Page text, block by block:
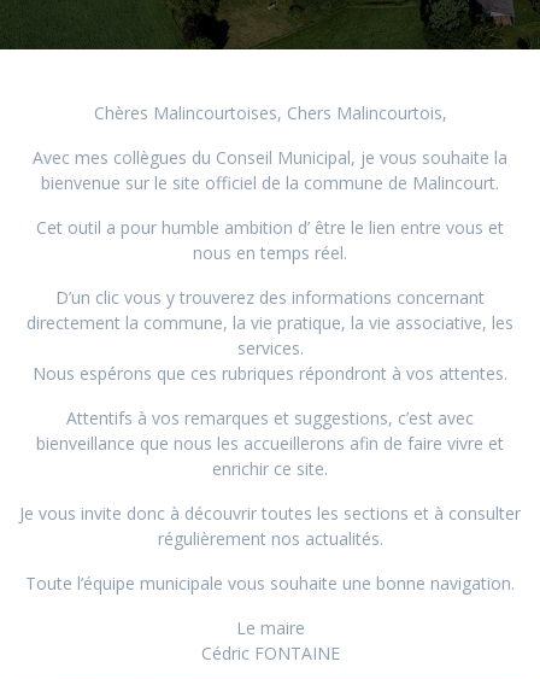
Chères Malincourtoises, Chers Malincourtois,
Avec mes collègues du Conseil Municipal, je vous souhaite la
bienvenue sur le site officiel de la commune de Malincourt.
Cet outil a pour humble ambition d’ être le lien entre vous et
nous en temps réel.
D’un clic vous y trouverez des informations concernant
directement la commune, la vie pratique, la vie associative, les
services.
Nous espérons que ces rubriques répondront à vos attentes.
Attentifs à vos remarques et suggestions, c’est avec
bienveillance que nous les accueillerons afin de faire vivre et
enrichir ce site.
Je vous invite donc à découvrir toutes les sections et à consulter
régulièrement nos actualités.
Toute l’équipe municipale vous souhaite une bonne navigation.
Le maire
Cédric FONTAINE